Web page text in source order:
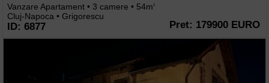
Vanzare Apartament • 3 camere • 54m2
Cluj-Napoca • Grigorescu
ID: 6877 Pret: 179900 EURO